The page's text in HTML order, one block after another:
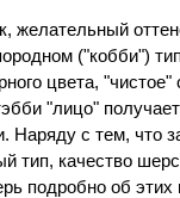
желательный
("кобби")
цвета,
"лицо"
Наряду с тем, что
тип, качество
подробно об этих